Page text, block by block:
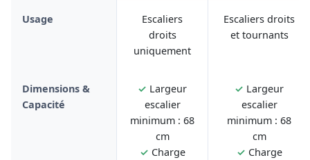
Usage
Escaliers
droits
uniquement
Escaliers droits
et tournants
Dimensions &
Capacité
✓ Largeur
escalier
minimum : 68
cm
✓ Charge
✓ Largeur
escalier
minimum : 68
cm
✓ Charge